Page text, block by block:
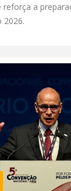
reforça a
2026.